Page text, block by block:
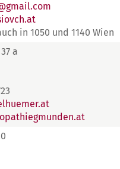
in 1050 und 1140 Wien
a